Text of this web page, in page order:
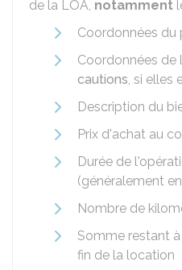
de la LOA, notamment
Coordonnées du
Coordonnées de
cautions, si elles
Description du
Prix d'achat au
Durée de
(généralement
Nombre de
Somme restant
fin de la location